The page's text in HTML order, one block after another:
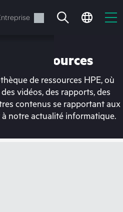
est
de ressources
de ressources HPE, où
vidéos, des rapports, des
contenus se rapportant aux
notre actualité informatique.